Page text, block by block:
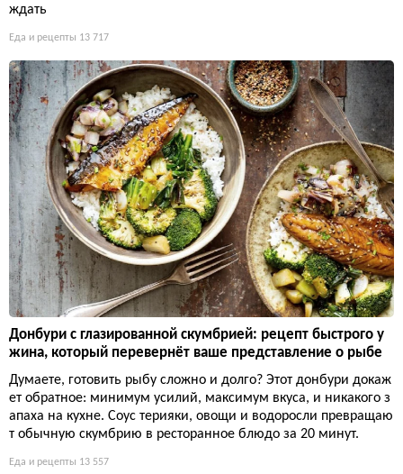
ждать
Еда и рецепты 13 717
Донбури с глазированной скумбрией: рецепт быстрого у
жина, который перевернёт ваше представление о рыбе
Думаете, готовить рыбу сложно и долго? Этот донбури докаж
ет обратное: минимум усилий, максимум вкуса, и никакого з
апаха на кухне. Соус терияки, овощи и водоросли превращаю
т обычную скумбрию в ресторанное блюдо за 20 минут.
Еда и рецепты 13 557